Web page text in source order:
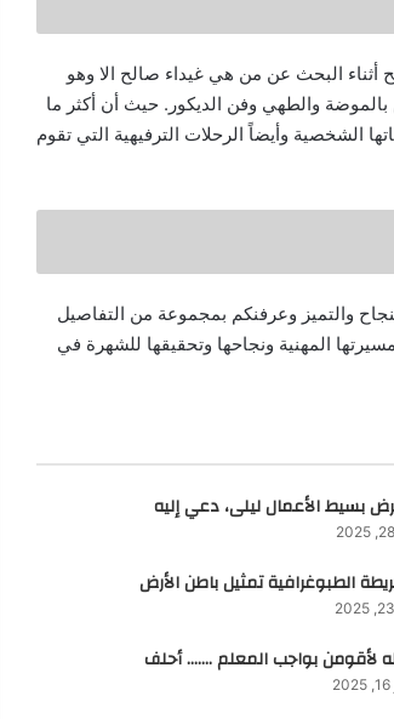
أثناء البحث عن من هي غيداء صالح الا وهو
والطهي وفن الديكور. حيث أن أكثر ما
الشخصية وأيضاً الرحلات الترفيهية التي تقوم
والتميز وعرفنكم بمجموعة من التفاصيل
المهنية ونجاحها وتحقيقها للشهرة في
بسيط الأعمال ليلى، دعي إليه
الطبوغرافية تمثيل باطن الأرض
لأقومن بواجب المعلم ……. أحلف